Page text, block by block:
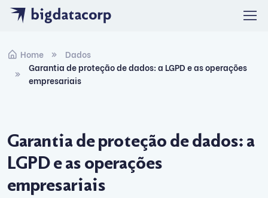
Skip to navigation
Skip to content
Home
Dados
Garantia de proteção de dados: a LGPD e as operações
empresariais
Garantia de proteção de dados: a
LGPD e as operações
empresariais